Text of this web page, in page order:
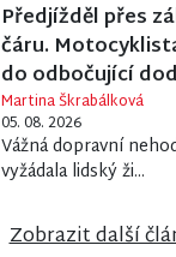
Předjížděl přes
čáru.
do odbočující
Martina Škrabálková
05. 08. 2026
Vážná dopravní
vyžádala lidský ži...
Zobrazit další